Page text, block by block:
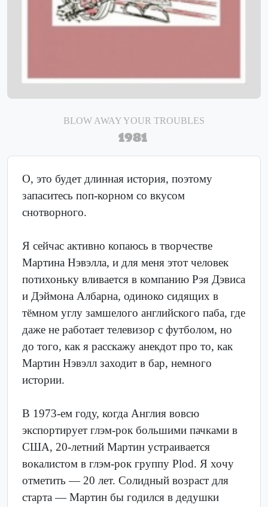
BLOW AWAY YOUR TROUBLES
1981
О, это будет длинная история, поэтому
запаситесь поп-корном со вкусом
снотворного.
Я сейчас активно копаюсь в творчестве
Мартина Нэвэлла, и для меня этот человек
потихоньку вливается в компанию Рэя Дэвиса
и Дэймона Албарна, одиноко сидящих в
тёмном углу замшелого английского паба, где
даже не работает телевизор с футболом, но
до того, как я расскажу анекдот про то, как
Мартин Нэвэлл заходит в бар, немного
истории.
В 1973-ем году, когда Англия вовсю
экспортирует глэм-рок большими пачками в
США, 20-летний Мартин устраивается
вокалистом в глэм-рок группу Plod. Я хочу
отметить — 20 лет. Солидный возраст для
старта — Мартин бы годился в дедушки